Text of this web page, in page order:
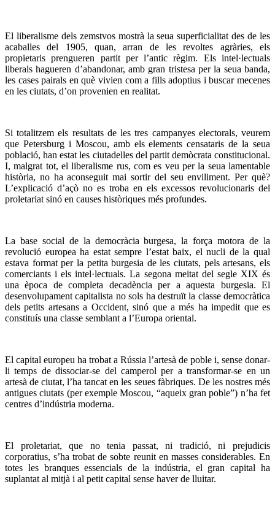
El liberalisme dels zemstvos mostrà la seua superficialitat des de les
acaballes del 1905, quan, arran de les revoltes agràries, els
propietaris prengueren partit per l’antic règim. Els intel·lectuals
liberals hagueren d’abandonar, amb gran tristesa per la seua banda,
les cases pairals en què vivien com a fills adoptius i buscar mecenes
en les ciutats, d’on provenien en realitat.
Si totalitzem els resultats de les tres campanyes electorals, veurem
que Petersburg i Moscou, amb els elements censataris de la seua
població, han estat les ciutadelles del partit demòcrata constitucional.
I, malgrat tot, el liberalisme rus, com es veu per la seua lamentable
història, no ha aconseguit mai sortir del seu enviliment. Per què?
L’explicació d’açò no es troba en els excessos revolucionaris del
proletariat sinó en causes històriques més profundes.
La base social de la democràcia burgesa, la força motora de la
revolució europea ha estat sempre l’estat baix, el nucli de la qual
estava format per la petita burgesia de les ciutats, pels artesans, els
comerciants i els intel·lectuals. La segona meitat del segle XIX és
una època de completa decadència per a aquesta burgesia. El
desenvolupament capitalista no sols ha destruït la classe democràtica
dels petits artesans a Occident, sinó que a més ha impedit que es
constituís una classe semblant a l’Europa oriental.
El capital europeu ha trobat a Rússia l’artesà de poble i, sense donar-
li temps de dissociar-se del camperol per a transformar-se en un
artesà de ciutat, l’ha tancat en les seues fàbriques. De les nostres més
antigues ciutats (per exemple Moscou, “aqueix gran poble”) n’ha fet
centres d’indústria moderna.
El proletariat, que no tenia passat, ni tradició, ni prejudicis
corporatius, s’ha trobat de sobte reunit en masses considerables. En
totes les branques essencials de la indústria, el gran capital ha
suplantat al mitjà i al petit capital sense haver de lluitar.